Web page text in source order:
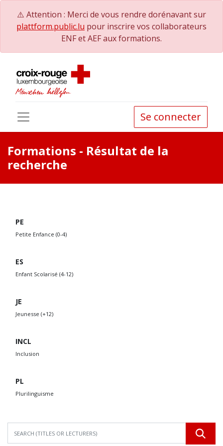
⚠️ Attention : Merci de vous rendre dorénavant sur
plattform.public.lu pour inscrire vos collaborateurs
ENF et AEF aux formations.
Se connecter
Formations - Résultat de la
recherche
PE
Petite Enfance (0-4)
ES
Enfant Scolarisé (4-12)
JE
Jeunesse (+12)
INCL
Inclusion
PL
Plurilinguisme